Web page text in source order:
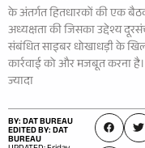
के अंतर्गत हितधारकों की एक
अध्यक्षता की जिसका उद्देश्य
संबंधित साइबर धोखाधड़ी के
कार्रवाई को और मजबूत करना
ज्यादा
BY: DAT BUREAU
EDITED BY: DAT
BUREAU